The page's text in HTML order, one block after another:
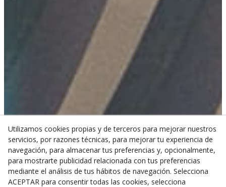
Utilizamos cookies propias y de terceros para mejorar nuestros
servicios, por razones técnicas, para mejorar tu experiencia de
navegación, para almacenar tus preferencias y, opcionalmente,
para mostrarte publicidad relacionada con tus preferencias
mediante el análisis de tus hábitos de navegación. Selecciona
ACEPTAR para consentir todas las cookies, selecciona